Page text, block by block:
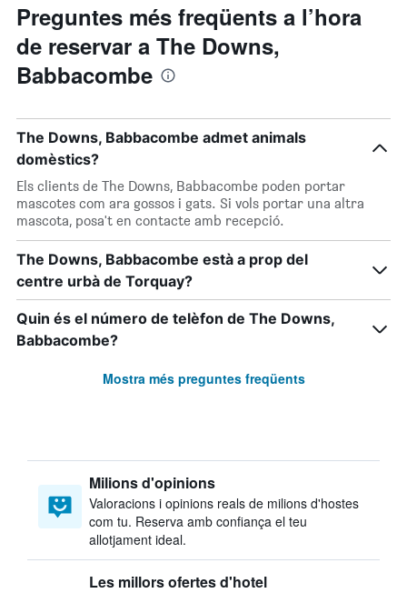
Preguntes més freqüents a l’hora
de reservar a The Downs,
Babbacombe
The Downs, Babbacombe admet animals
domèstics?
Els clients de The Downs, Babbacombe poden portar
mascotes com ara gossos i gats. Si vols portar una altra
mascota, posa't en contacte amb recepció.
The Downs, Babbacombe està a prop del
centre urbà de Torquay?
Quin és el número de telèfon de The Downs,
Babbacombe?
Mostra més preguntes freqüents
Milions d'opinions
Valoracions i opinions reals de milions d'hostes
com tu. Reserva amb confiança el teu
allotjament ideal.
Les millors ofertes d'hotel